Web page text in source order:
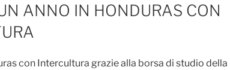
ANNO IN HONDURAS CON
con Intercultura grazie alla borsa di studio della